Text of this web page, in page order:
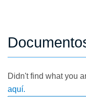
Didn't find what you
aquí.